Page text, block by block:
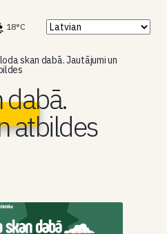
18°C
skan dabā. Jautājumi un
dabā.
atbildes